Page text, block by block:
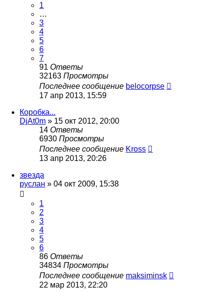
1
…
3
4
5
6
7
91 Ответы
32163 Просмотры
Последнее сообщение belocorpse
17 апр 2013, 15:59
Коробка...
DjAt0m » 15 окт 2012, 20:00
14 Ответы
6930 Просмотры
Последнее сообщение Kross
13 апр 2013, 20:26
звезда
руслан » 04 окт 2009, 15:38
1
2
3
4
5
6
86 Ответы
34834 Просмотры
Последнее сообщение maksiminsk
22 мар 2013, 22:20